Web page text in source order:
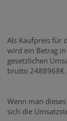
Als Kaufpreis für
wird ein Betrag
gesetzlichen
brutto 2488968€.
Wenn man
sich die